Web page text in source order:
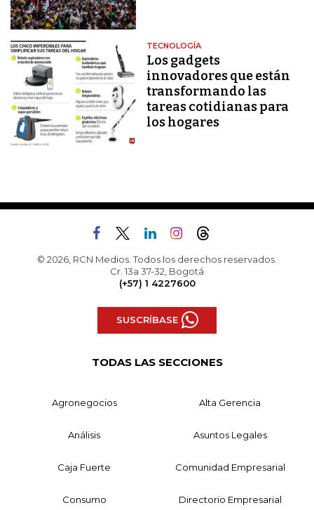
TECNOLOGÍA
Los gadgets
innovadores que están
transformando las
tareas cotidianas para
los hogares
© 2026, RCN Medios. Todos los derechos reservados.
Cr. 13a 37-32, Bogotá
(+57) 1 4227600
SUSCRÍBASE
TODAS LAS SECCIONES
Agronegocios Alta Gerencia
Análisis Asuntos Legales
Caja Fuerte Comunidad Empresarial
Consumo Directorio Empresarial